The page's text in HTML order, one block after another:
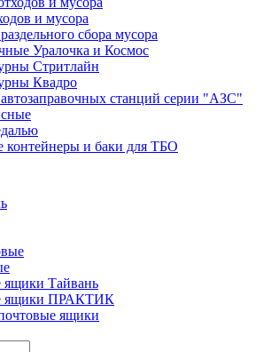
и мусора
сбора мусора
Уралочка и Космос
Стритлайн
Квадро
станций серии "АЗС"
контейнеры и баки для ТБО
ящики Тайвань
ящики ПРАКТИК
ящики